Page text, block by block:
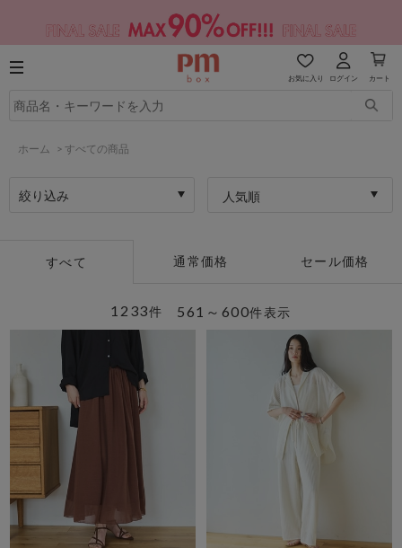
お気に入り ログイン カート
ホーム > すべての商品
絞り込み 人気順
すべて 通常価格 セール価格
561～600件表示
1233件